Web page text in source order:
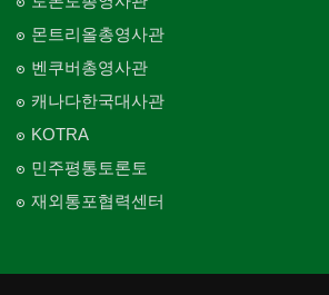
몬트리올총영사관
벤쿠버총영사관
캐나다한국대사관
KOTRA
민주평통토론토
재외통포협력센터